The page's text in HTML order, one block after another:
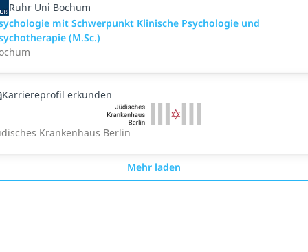
Ruhr Uni Bochum
mit Schwerpunkt Klinische Psychologie und
(M.Sc.)
Karriereprofil erkunden
Krankenhaus Berlin
Mehr laden